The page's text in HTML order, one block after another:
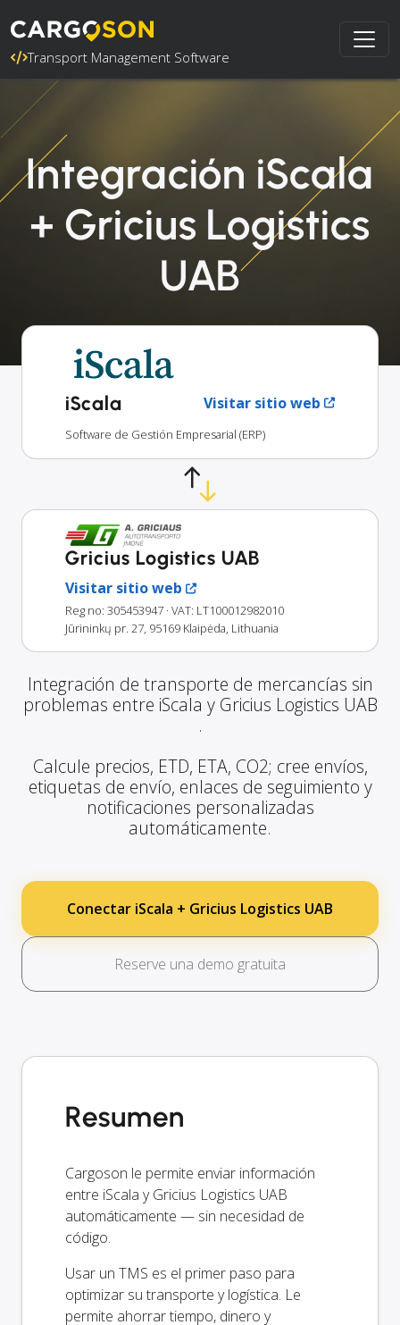
Transport Management Software
Integración iScala
+ Gricius Logistics
UAB
iScala Visitar sitio web
Software de Gestión Empresarial (ERP)
Gricius Logistics UAB
Visitar sitio web
Reg no: 305453947 · VAT: LT100012982010
Jūrininkų pr. 27, 95169 Klaipėda, Lithuania
Integración de transporte de mercancías sin
problemas entre iScala y Gricius Logistics UAB
.
Calcule precios, ETD, ETA, CO2; cree envíos,
etiquetas de envío, enlaces de seguimiento y
notificaciones personalizadas
automáticamente.
Conectar iScala + Gricius Logistics UAB
Reserve una demo gratuita
Resumen
Cargoson le permite enviar información
entre iScala y Gricius Logistics UAB
automáticamente — sin necesidad de
código.
Usar un TMS es el primer paso para
optimizar su transporte y logística. Le
permite ahorrar tiempo, dinero y